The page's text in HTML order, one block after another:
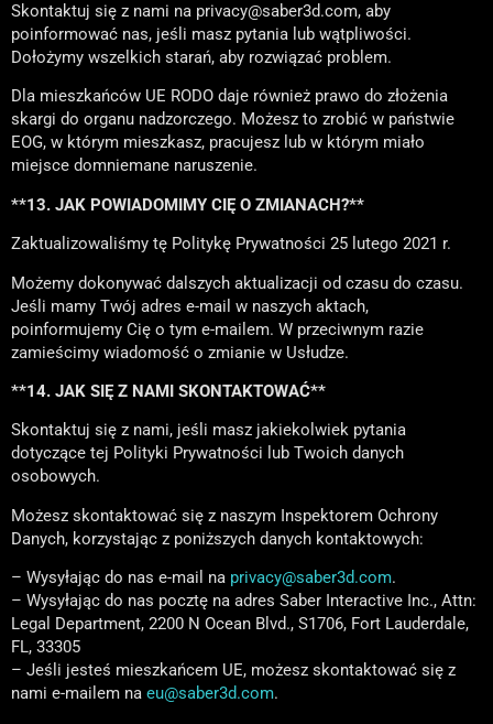
Skontaktuj się z nami na privacy@saber3d.com, aby
poinformować nas, jeśli masz pytania lub wątpliwości.
Dołożymy wszelkich starań, aby rozwiązać problem.
Dla mieszkańców UE RODO daje również prawo do złożenia
skargi do organu nadzorczego. Możesz to zrobić w państwie
EOG, w którym mieszkasz, pracujesz lub w którym miało
miejsce domniemane naruszenie.
**13. JAK POWIADOMIMY CIĘ O ZMIANACH?**
Zaktualizowaliśmy tę Politykę Prywatności 25 lutego 2021 r.
Możemy dokonywać dalszych aktualizacji od czasu do czasu.
Jeśli mamy Twój adres e-mail w naszych aktach,
poinformujemy Cię o tym e-mailem. W przeciwnym razie
zamieścimy wiadomość o zmianie w Usłudze.
**14. JAK SIĘ Z NAMI SKONTAKTOWAĆ**
Skontaktuj się z nami, jeśli masz jakiekolwiek pytania
dotyczące tej Polityki Prywatności lub Twoich danych
osobowych.
Możesz skontaktować się z naszym Inspektorem Ochrony
Danych, korzystając z poniższych danych kontaktowych:
– Wysyłając do nas e-mail na privacy@saber3d.com.
– Wysyłając do nas pocztę na adres Saber Interactive Inc., Attn:
Legal Department, 2200 N Ocean Blvd., S1706, Fort Lauderdale,
FL, 33305
– Jeśli jesteś mieszkańcem UE, możesz skontaktować się z
nami e-mailem na eu@saber3d.com.